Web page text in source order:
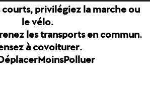
privilégiez la marche ou
le vélo.
les transports en commun.
à covoiturer.